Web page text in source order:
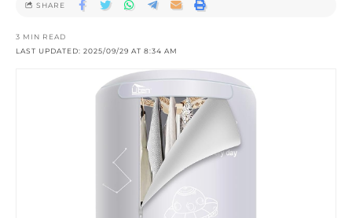
LAST UPDATED: 2025/09/29 AT 8:34 AM
3 MIN READ
SHARE